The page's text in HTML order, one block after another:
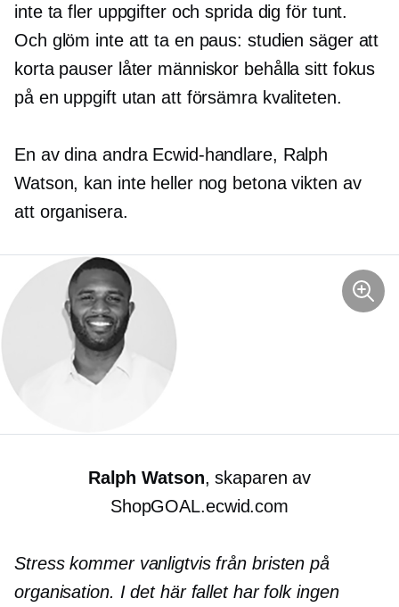
inte ta fler uppgifter och sprida dig för tunt.
Och glöm inte att ta en paus: studien säger att
korta pauser låter människor behålla sitt fokus
på en uppgift utan att försämra kvaliteten.
En av dina andra Ecwid-handlare, Ralph
Watson, kan inte heller nog betona vikten av
att organisera.
Ralph Watson, skaparen av
ShopGOAL.ecwid.com
Stress kommer vanligtvis från bristen på
organisation. I det här fallet har folk ingen